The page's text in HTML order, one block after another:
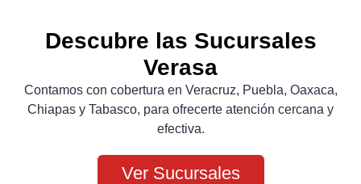
Descubre las Sucursales
Verasa
Contamos con cobertura en Veracruz, Puebla, Oaxaca,
Chiapas y Tabasco, para ofrecerte atención cercana y
efectiva.
Ver Sucursales